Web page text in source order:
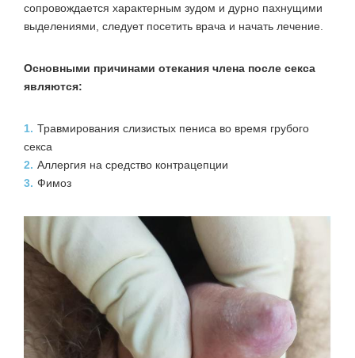
сопровождается характерным зудом и дурно пахнущими
выделениями, следует посетить врача и начать лечение.
Основными причинами отекания члена после секса
являются:
1. Травмирования слизистых пениса во время грубого
секса
2. Аллергия на средство контрацепции
3. Фимоз